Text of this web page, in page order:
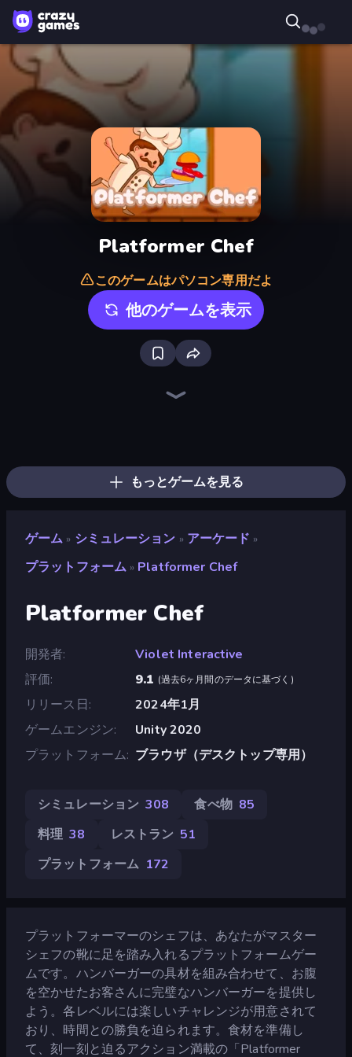
Platformer Chef
このゲームはパソコン専用だよ
他のゲームを表示
もっとゲームを見る
ゲーム » シミュレーション » アーケード »
プラットフォーム » Platformer Chef
Platformer Chef
開発者
Violet Interactive
評価
9.1 (過去6ヶ月間のデータに基づく )
リリース日
2024年1月
ゲームエンジン
Unity 2020
プラットフォーム ブラウザ（デスクトップ専用）
シミュレーション 308 食べ物 85
料理 38 レストラン 51
プラットフォーム 172
プラットフォーマーのシェフは、あなたがマスター
シェフの靴に足を踏み入れるプラットフォームゲー
ムです。ハンバーガーの具材を組み合わせて、お腹
を空かせたお客さんに完璧なハンバーガーを提供し
よう。各レベルには楽しいチャレンジが用意されて
おり、時間との勝負を迫られます。食材を準備し
て、刻一刻と迫るアクション満載の「Platformer